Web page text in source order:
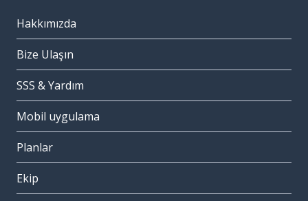
Hakkımızda
Bize Ulaşın
SSS & Yardım
Mobil uygulama
Planlar
Ekip